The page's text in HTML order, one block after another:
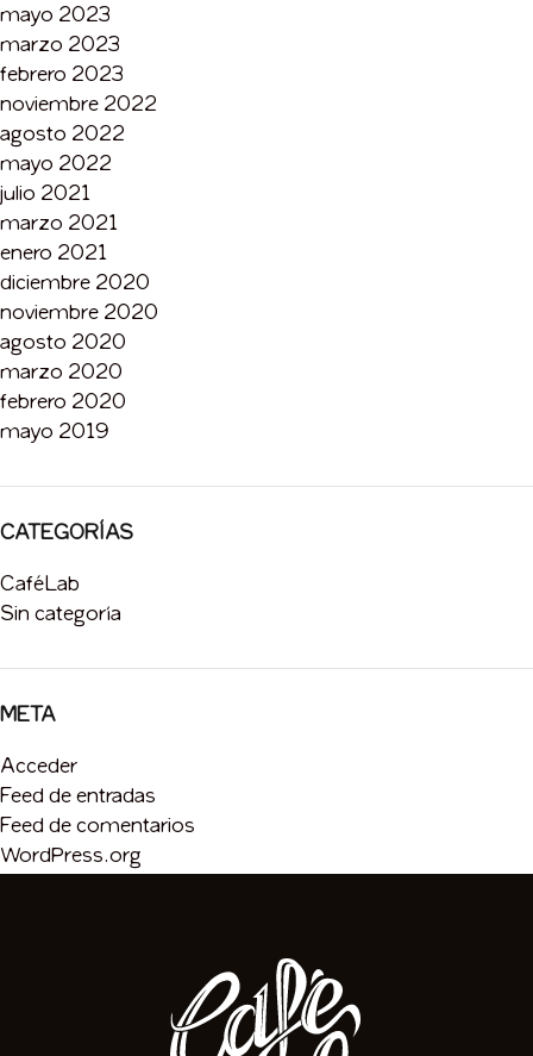
mayo 2023
marzo 2023
febrero 2023
noviembre 2022
agosto 2022
mayo 2022
julio 2021
marzo 2021
enero 2021
diciembre 2020
noviembre 2020
agosto 2020
marzo 2020
febrero 2020
mayo 2019
CATEGORÍAS
CaféLab
Sin categoría
META
Acceder
Feed de entradas
Feed de comentarios
WordPress.org